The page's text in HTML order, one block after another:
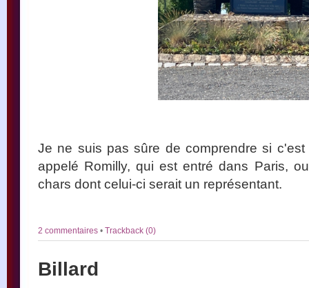
Je ne suis pas sûre de comprendre si c'est
appelé Romilly, qui est entré dans Paris,
chars dont celui-ci serait un représentant.
2 commentaires • Trackback (0)
Billard